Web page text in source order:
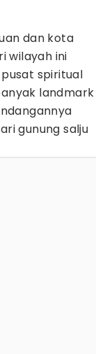
dan kota
wilayah ini
spiritual
landmark
gunung salju